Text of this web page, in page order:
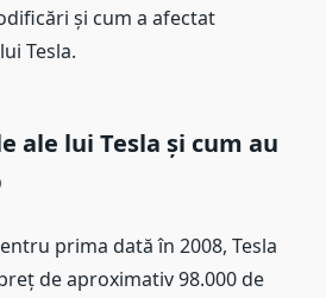
și cum a afectat
Tesla.
ale lui Tesla și cum au
prima dată în 2008, Tesla
de aproximativ 98.000 de